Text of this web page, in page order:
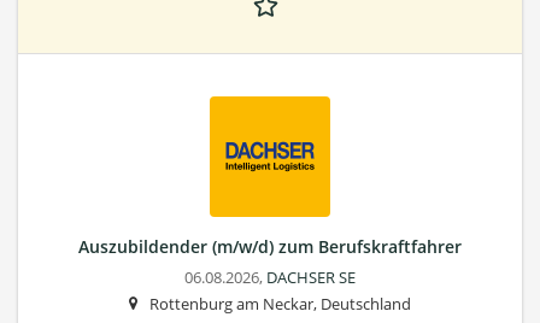
Auszubildender (m/w/d) zum Berufskraftfahrer
06.08.2026, DACHSER SE
Rottenburg am Neckar, Deutschland